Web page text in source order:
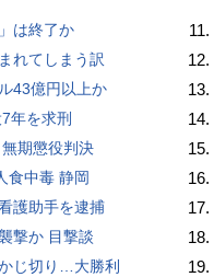
は終了か
れてしまう訳
43億円以上か
年を求刑
期懲役判決
食中毒 静岡
護助手を逮捕
撃か 目撃談
じ切り…大勝利
11.
12.
13.
14.
15.
16.
17.
18.
19.